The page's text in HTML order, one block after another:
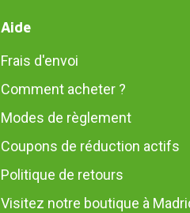
Aide
Frais d'envoi
Comment acheter ?
Modes de règlement
Coupons de réduction actifs
Politique de retours
Visitez notre boutique à